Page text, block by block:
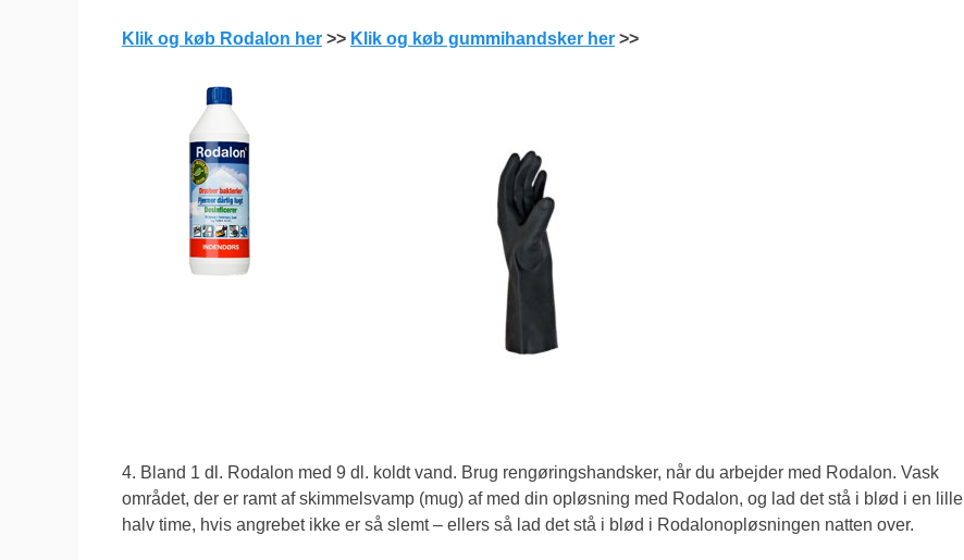
Klik og køb Rodalon her >> Klik og køb gummihandsker her >>
4. Bland 1 dl. Rodalon med 9 dl. koldt vand. Brug rengøringshandsker, når du arbejder med Rodalon. Vask
området, der er ramt af skimmelsvamp (mug) af med din opløsning med Rodalon, og lad det stå i blød i en lille
halv time, hvis angrebet ikke er så slemt – ellers så lad det stå i blød i Rodalonopløsningen natten over.